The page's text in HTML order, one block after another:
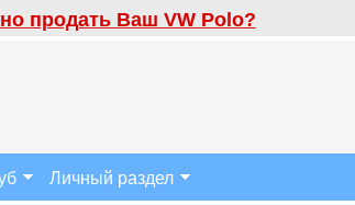
продать Ваш VW Polo?
Личный раздел